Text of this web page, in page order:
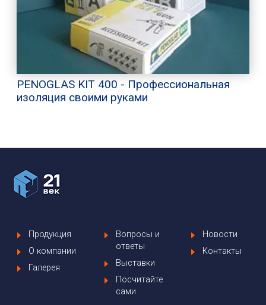
PENOGLAS KIT 400 - Профессиональная
изоляция своими руками
Продукция
О компании
Галерея
Вопросы и
ответы
Выставки
Посчитайте
сами
Новости
Контакты